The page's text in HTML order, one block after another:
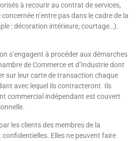
à recourir au contrat de services,
n’entre pas dans le cadre de la
: décoration intérieure, courtage…).
s’engagent à procéder aux démarches
de Commerce et d’Industrie dont
sur leur carte de transaction chaque
avec lequel ils contracteront. Ils
commercial indépendant est couvert
les clients des membres de la
Elles ne peuvent faire